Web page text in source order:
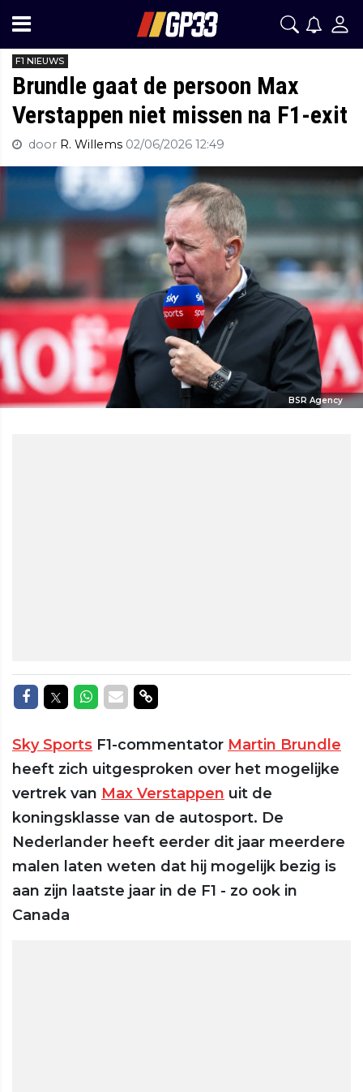
F1 NIEUWS
Brundle gaat de persoon Max
Verstappen niet missen na F1-exit
door R. Willems 02/06/2026 12:49
BSR Agency
Delen op Facebook
Delen op Twitter
Delen op Whatsapp
Delen via Mail
Delen via link
Sky Sports F1-commentator Martin Brundle
heeft zich uitgesproken over het mogelijke
vertrek van Max Verstappen uit de
koningsklasse van de autosport. De
Nederlander heeft eerder dit jaar meerdere
malen laten weten dat hij mogelijk bezig is
aan zijn laatste jaar in de F1 - zo ook in
Canada